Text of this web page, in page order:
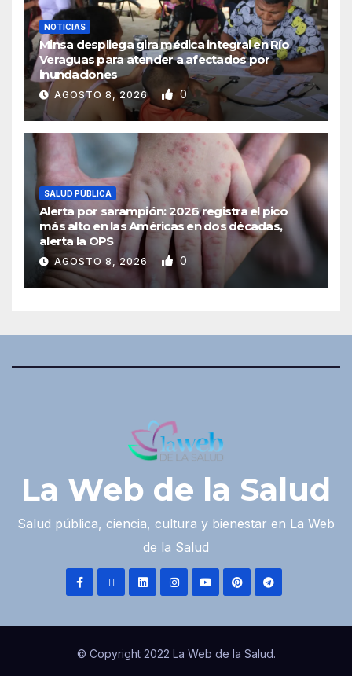
NOTICIAS
Minsa despliega gira médica integral en Río
Veraguas para atender a afectados por
inundaciones
AGOSTO 8, 2026 0
SALUD PÚBLICA
Alerta por sarampión: 2026 registra el pico
más alto en las Américas en dos décadas,
alerta la OPS
AGOSTO 8, 2026 0
La Web de la Salud
Salud pública, ciencia, cultura y bienestar en La Web
de la Salud
© Copyright 2022 La Web de la Salud.